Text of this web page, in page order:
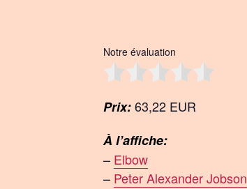
Notre évaluation
Prix:63,22 EUR
À l’affiche:
– Elbow
– Peter Alexander Jobson